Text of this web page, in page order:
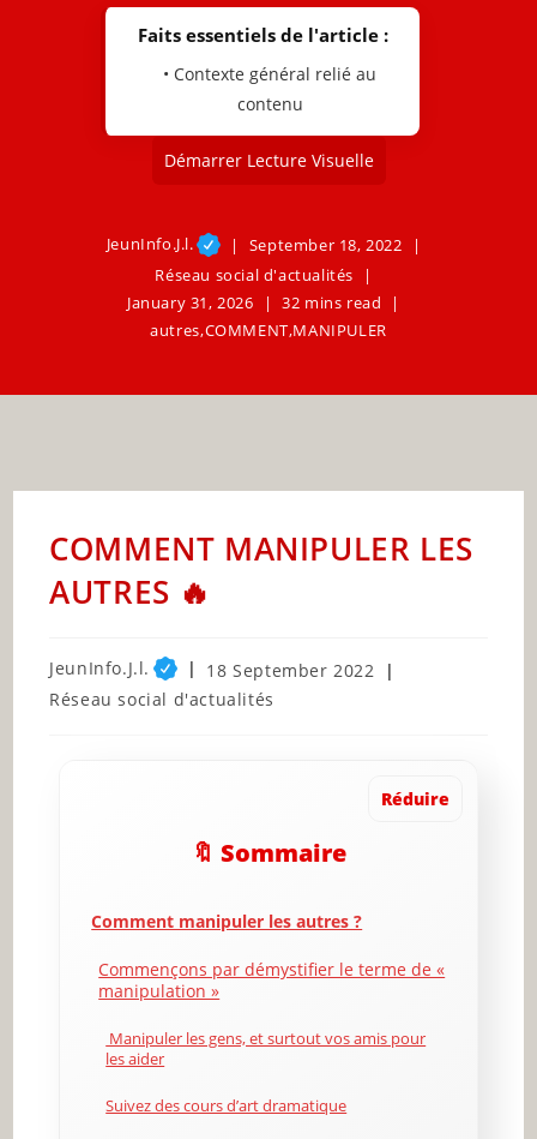
Faits essentiels de l'article :
• Contexte général relié au
contenu
Démarrer Lecture Visuelle
JeunInfo.J.l.
September 18, 2022
Réseau social d'actualités
January 31, 2026
32 mins read
autres,COMMENT,MANIPULER
COMMENT MANIPULER LES
AUTRES 🔥
Post
author:
JeunInfo.J.l.
Post
published:
18 September 2022
Post
Réseau social d'actualités
Réduire
🔖 Sommaire
Comment manipuler les autres ?
Commençons par démystifier le terme de «
manipulation »
Manipuler les gens, et surtout vos amis pour
les aider
Suivez des cours d’art dramatique